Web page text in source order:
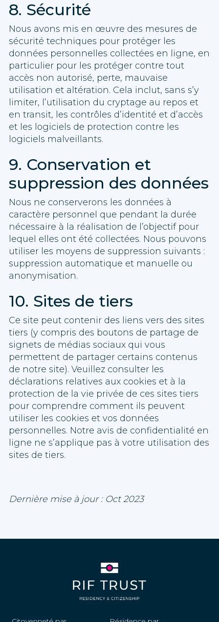
8. Sécurité
Nous avons mis en œuvre des mesures de
sécurité techniques pour protéger les
données personnelles collectées en ligne, en
particulier pour les protéger contre tout
accès non autorisé, perte, mauvaise
utilisation et altération. Cela inclut, sans s’y
limiter, l’utilisation du cryptage au repos et
en transit, les contrôles d’identité et d’accès
et les logiciels de protection contre les
logiciels malveillants.
9. Conservation et
suppression des données
Nous ne conserverons les données à
caractère personnel que pendant la durée
nécessaire à la réalisation de l’objectif pour
lequel elles ont été collectées. Nous pouvons
utiliser les moyens de suppression suivants :
suppression automatique et manuelle ou
anonymisation.
10. Sites de tiers
Ce site peut contenir des liens vers des sites
tiers (y compris des boutons de partage de
signets de médias sociaux qui vous
permettent de partager certains contenus
de notre site). Veuillez consulter les
déclarations relatives aux cookies et à la
protection de la vie privée de ces sites tiers
pour comprendre comment ils peuvent
utiliser les cookies et vos données
personnelles. Notre avis de confidentialité en
ligne ne s’applique pas à votre utilisation des
sites de tiers.
Dernière mise à jour : Oct 2023